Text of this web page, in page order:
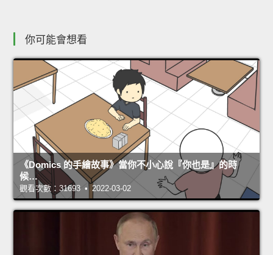
你可能會想看
《Domics 的手繪故事》當你不小心說『你也是』的時
候…
觀看次數：31693 • 2022-03-02